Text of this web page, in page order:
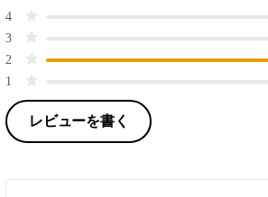
4
3
2
1
レビューを書く